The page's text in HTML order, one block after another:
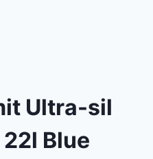
Ultra-sil
Blue